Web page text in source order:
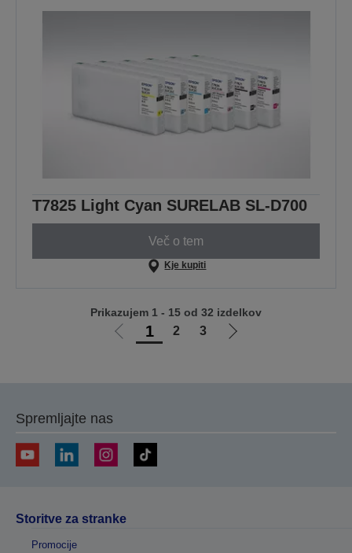
T7825 Light Cyan SURELAB SL-D700
Več o tem
Kje kupiti
Pojdi1 2 3
Pojdi
Prikazujem 1 - 15 od 32 izdelkov
Spremljajte nas
Storitve za stranke
Promocije